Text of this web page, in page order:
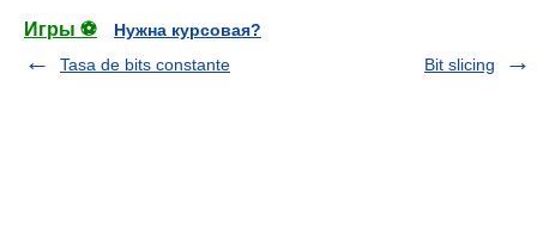
Игры ⚽
Нужна курсовая?
Tasa de bits constante
Bit slicing